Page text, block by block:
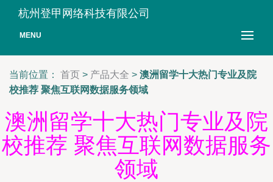
杭州登甲网络科技有限公司
MENU
当前位置： 首页 > 产品大全 > 澳洲留学十大热门专业及院
校推荐 聚焦互联网数据服务领域
澳洲留学十大热门专业及院
校推荐 聚焦互联网数据服务
领域